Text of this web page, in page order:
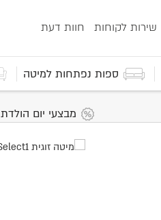
שירות לקוחות חוות דעת
ספות נפתחות למיטה
מבצעי יום הולדת